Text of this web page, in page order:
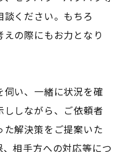
ください。もちろ
の際にもお力となり
伺い、一緒に状況を確
しながら、ご依頼者
解決策をご提案いた
相手方への対応等につ